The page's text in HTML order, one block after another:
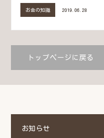
お金の知識 2019.06.28
トップページに戻る
お知らせ